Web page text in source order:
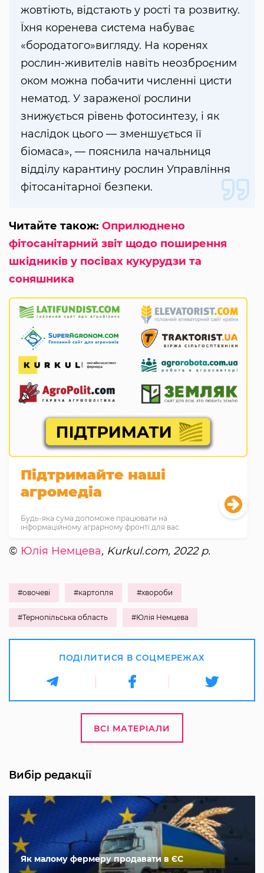
жовтіють, відстають у рості та розвитку.
Їхня коренева система набуває
«бородатого»вигляду. На коренях
рослин-живителів навіть неозброєним
оком можна побачити численні цисти
нематод. У зараженої рослини
знижується рівень фотосинтезу, і як
наслідок цього — зменшується її
біомаса», — пояснила начальниця
відділу карантину рослин Управління
фітосанітарної безпеки.
Читайте також: Оприлюднено
фітосанітарний звіт щодо поширення
шкідників у посівах кукурудзи та
соняшника
Підтримайте наші
агромедіа
Будь-яка сума допоможе працювати на
інформаційному аграрному фронті для вас
© Юлія Немцева, Kurkul.com, 2022 р.
#овочеві #картопля #хвороби
#Тернопільська область #Юлія Немцева
ПОДІЛИТИСЯ В СОЦМЕРЕЖАХ
ВСІ МАТЕРІАЛИ
Вибір редакції
Як малому фермеру продавати в ЄС